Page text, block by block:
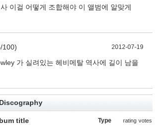
이걸 어떻게 조합해야 이 앨범에 알맞게
100) 2012-07-19
가 실려있는 헤비메탈 역사에 길이 남을
title Type rating votes